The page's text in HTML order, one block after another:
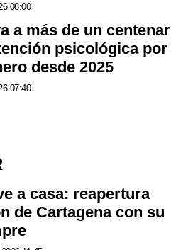
08:00
a más de un centenar
psicológica por
desde 2025
07:40
a casa: reapertura
de Cartagena con su